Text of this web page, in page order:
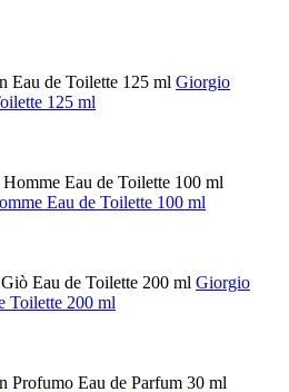
Giorgio
125 ml
Eau de Toilette 100 ml
Giorgio
Toilette 200 ml